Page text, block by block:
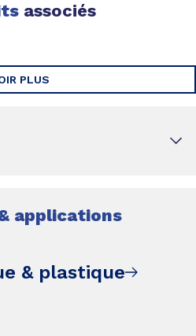
associés
PLUS
applications
& plastique